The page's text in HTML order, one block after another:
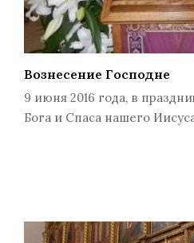
Вознесение Господне
9 июня 2016 года, в
Бога и Спаса нашего